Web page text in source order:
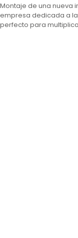
Montaje de una nueva
empresa dedicada a
perfecto para